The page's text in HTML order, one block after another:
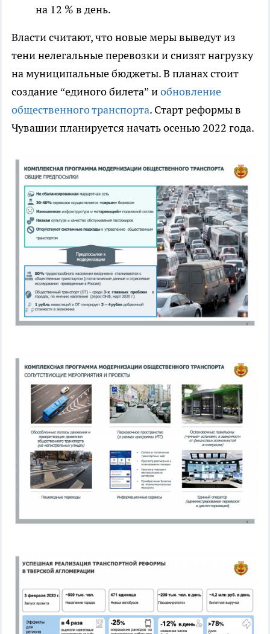
на 12 % в день.
Власти считают, что новые меры выведут из
тени нелегальные перевозки и снизят нагрузку
на муниципальные бюджеты. В планах стоит
создание “единого билета” иобновление
общественного транспорта. Старт реформы в
Чувашии планируется начать осенью 2022 года.